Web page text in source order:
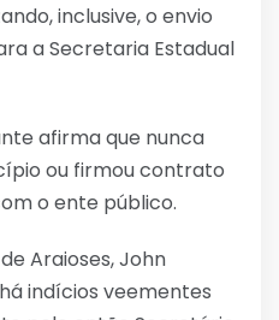
inclusive, o envio
a Secretaria Estadual
afirma que nunca
ou firmou contrato
o ente público.
Araioses, John
indícios veementes